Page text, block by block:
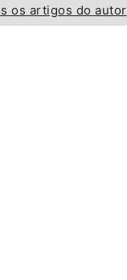
os artigos do autor